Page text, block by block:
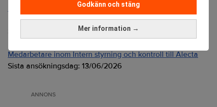
Mer information →
Godkänn och stäng
Bolagsjurist till Eltel AB
Placering:Bromma, Stockholm
Sista ansökningsdag:21/08/2026
Medarbetare inom Intern styrning och kontroll till Alecta
Sista ansökningsdag: 13/06/2026
ANNONS